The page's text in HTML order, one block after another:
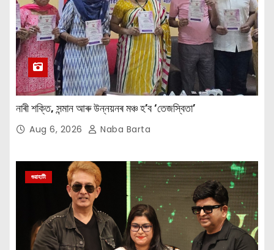
নাৰী শক্তি, সন্মান আৰু উন্নয়নৰ মঞ্চ হ’ব ‘তেজস্বিতা’
Aug 6, 2026 Naba Barta
গুৱাহাটী